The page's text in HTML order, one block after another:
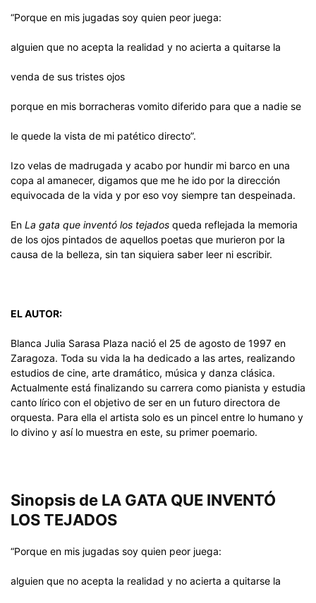
“Porque en mis jugadas soy quien peor juega:
alguien que no acepta la realidad y no acierta a quitarse la
venda de sus tristes ojos
porque en mis borracheras vomito diferido para que a nadie se
le quede la vista de mi patético directo”.
Izo velas de madrugada y acabo por hundir mi barco en una
copa al amanecer, digamos que me he ido por la dirección
equivocada de la vida y por eso voy siempre tan despeinada.
En La gata que inventó los tejados queda reflejada la memoria
de los ojos pintados de aquellos poetas que murieron por la
causa de la belleza, sin tan siquiera saber leer ni escribir.
EL AUTOR:
Blanca Julia Sarasa Plaza nació el 25 de agosto de 1997 en
Zaragoza. Toda su vida la ha dedicado a las artes, realizando
estudios de cine, arte dramático, música y danza clásica.
Actualmente está finalizando su carrera como pianista y estudia
canto lírico con el objetivo de ser en un futuro directora de
orquesta. Para ella el artista solo es un pincel entre lo humano y
lo divino y así lo muestra en este, su primer poemario.
Sinopsis de LA GATA QUE INVENTÓ
LOS TEJADOS
“Porque en mis jugadas soy quien peor juega:
alguien que no acepta la realidad y no acierta a quitarse la